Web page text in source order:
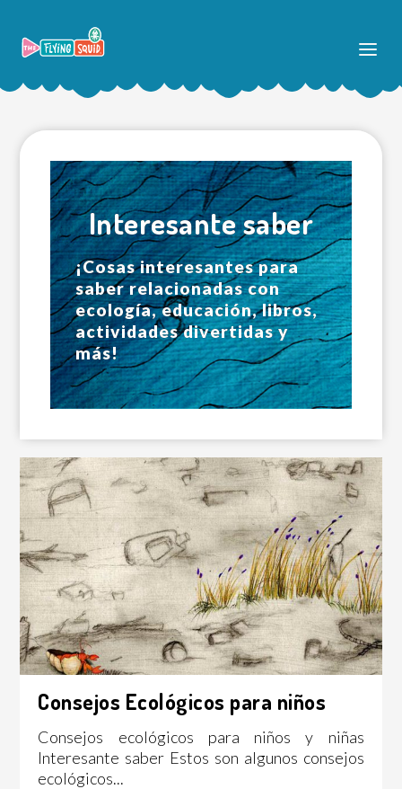
Interesante saber
¡Cosas interesantes para
saber relacionadas con
ecología, educación, libros,
actividades divertidas y
más!
Consejos Ecológicos para niños
Consejos ecológicos para niños y niñas
Interesante saber Estos son algunos consejos
ecológicos...